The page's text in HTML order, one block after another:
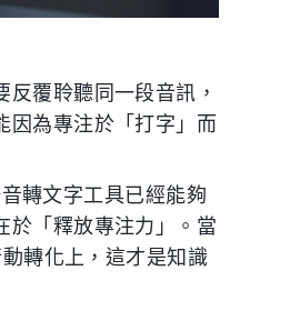
覆聆聽同一段音訊，
因為專注於「打字」而
轉文字工具已經能夠
於「釋放專注力」。當
轉化上，這才是知識